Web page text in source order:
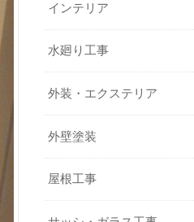
インテリア
水廻り工事
外装・エクステリア
外壁塗装
屋根工事